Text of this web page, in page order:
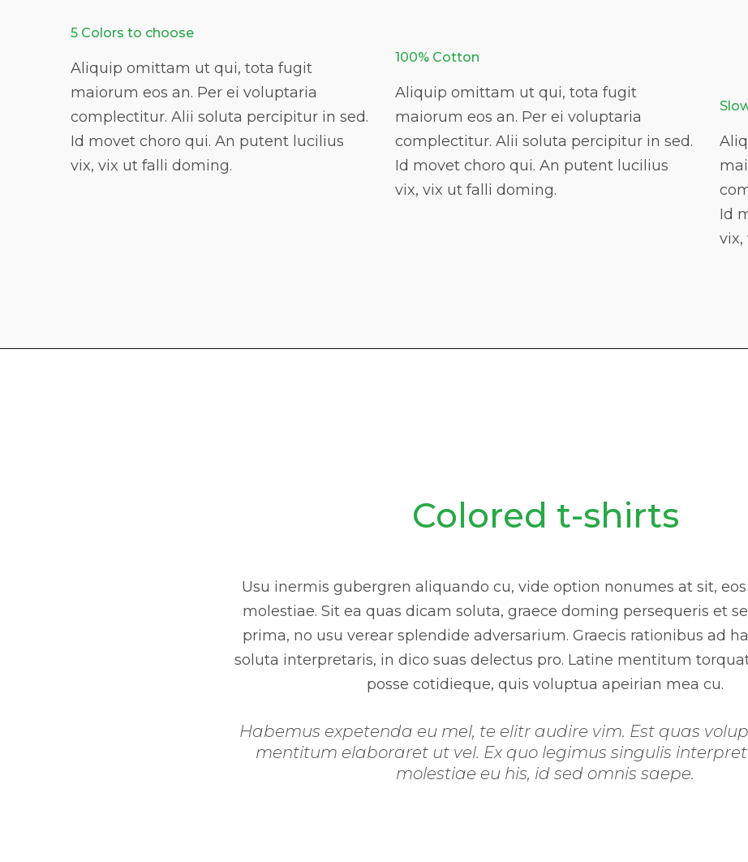
5 Colors to choose
Aliquip omittam ut qui, tota fugit
maiorum eos an. Per ei voluptaria
complectitur. Alii soluta percipitur in sed.
Id movet choro qui. An putent lucilius
vix, vix ut falli doming.
100% Cotton
Aliquip omittam ut qui, tota fugit
maiorum eos an. Per ei voluptaria
complectitur. Alii soluta percipitur in sed.
Id movet choro qui. An putent lucilius
vix, vix ut falli doming.
Id
vix,
Colored t-shirts
Usu inermis gubergren aliquando cu, vide option nonumes at sit,
molestiae. Sit ea quas dicam soluta, graece doming persequeris et
prima, no usu verear splendide adversarium. Graecis rationibus ad
soluta interpretaris, in dico suas delectus pro. Latine mentitum
posse cotidieque, quis voluptua apeirian mea cu.
Habemus expetenda eu mel, te elitr audire vim. Est quas
mentitum elaboraret ut vel. Ex quo legimus singulis
molestiae eu his, id sed omnis saepe.